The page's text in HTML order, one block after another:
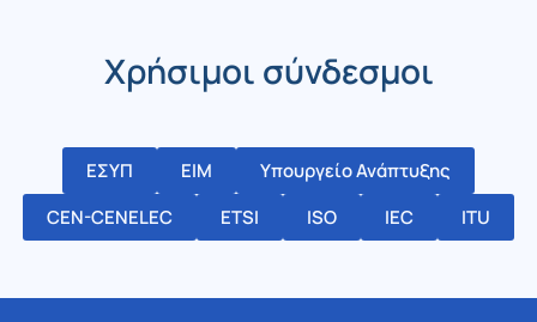
Χρήσιμοι σύνδεσμοι
ΕΣΥΠ ΕΙΜ
Υπουργείο Ανάπτυξης
CEN-CENELEC
ETSI ISO IEC ITU